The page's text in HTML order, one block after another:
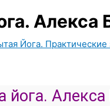
Йога. Практические
йога.